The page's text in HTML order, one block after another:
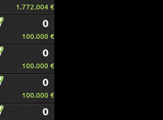
1.772.004 €
0
100.000 €
0
100.000 €
0
100.000 €
0